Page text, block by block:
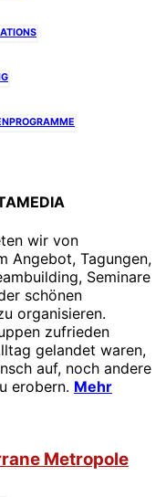
wir von
Angebot, Tagungen,
Seminare
schönen
organisieren.
zufrieden
gelandet waren,
auf, noch andere
erobern. Mehr
Metropole